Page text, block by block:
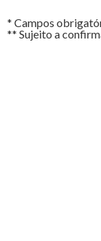
* Campos
** Sujeito a